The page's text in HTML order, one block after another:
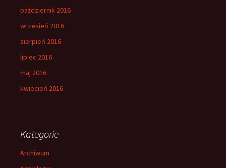
październik 2016
wrzesień 2016
sierpień 2016
lipiec 2016
maj 2016
kwiecień 2016
Kategorie
Archiwum